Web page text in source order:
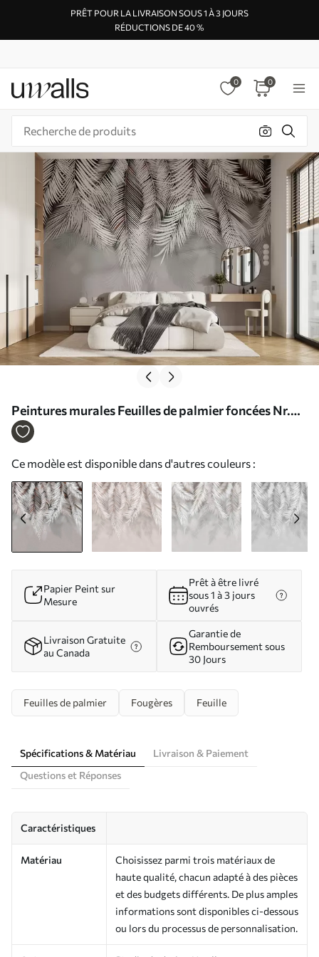
PRÊT POUR LA LIVRAISON SOUS 1 À 3 JOURS
RÉDUCTIONS DE 40 %
0 0
Peintures murales Feuilles de palmier foncées Nr.
u48556v4
Ce modèle est disponible dans d'autres couleurs :
Papier Peint sur
Mesure
Prêt à être livré
sous 1 à 3 jours
ouvrés
Livraison Gratuite
au Canada
Garantie de
Remboursement sous
30 Jours
Feuilles de palmier Fougères Feuille
Spécifications & Matériau
Livraison & Paiement
Questions et Réponses
Caractéristiques
Matériau
Choisissez parmi trois matériaux de
haute qualité, chacun adapté à des pièces
et des budgets différents. De plus amples
informations sont disponibles ci-dessous
ou lors du processus de personnalisation.